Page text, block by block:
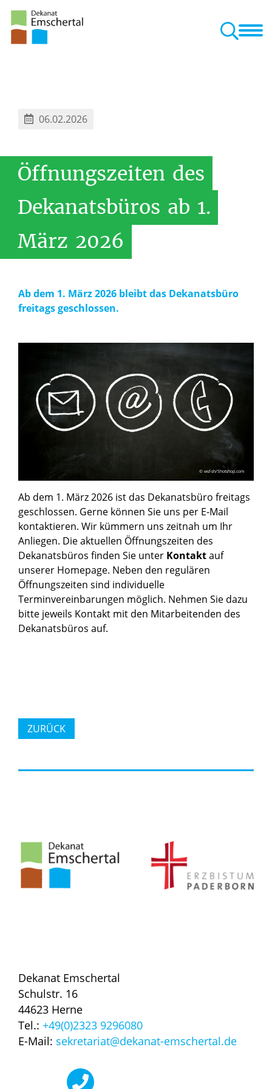
06.02.2026
Öffnungszeiten des
Dekanatsbüros ab 1.
März 2026
Ab dem 1. März 2026 bleibt das Dekanatsbüro
freitags geschlossen.
© wsf-sh/Shotshop.com
Ab dem 1. März 2026 ist das Dekanatsbüro freitags
geschlossen. Gerne können Sie uns per E-Mail
kontaktieren. Wir kümmern uns zeitnah um Ihr
Anliegen. Die aktuellen Öffnungszeiten des
Dekanatsbüros finden Sie unter Kontaktauf
unserer Homepage. Neben den regulären
Öffnungszeiten sind individuelle
Terminvereinbarungen möglich. Nehmen Sie dazu
bitte jeweils Kontakt mit den Mitarbeitenden des
Dekanatsbüros auf.
ZURÜCK
Dekanat Emschertal
Schulstr. 16
44623 Herne
Tel.: +49(0)2323 9296080
E-Mail: sekretariat@dekanat-emschertal.de